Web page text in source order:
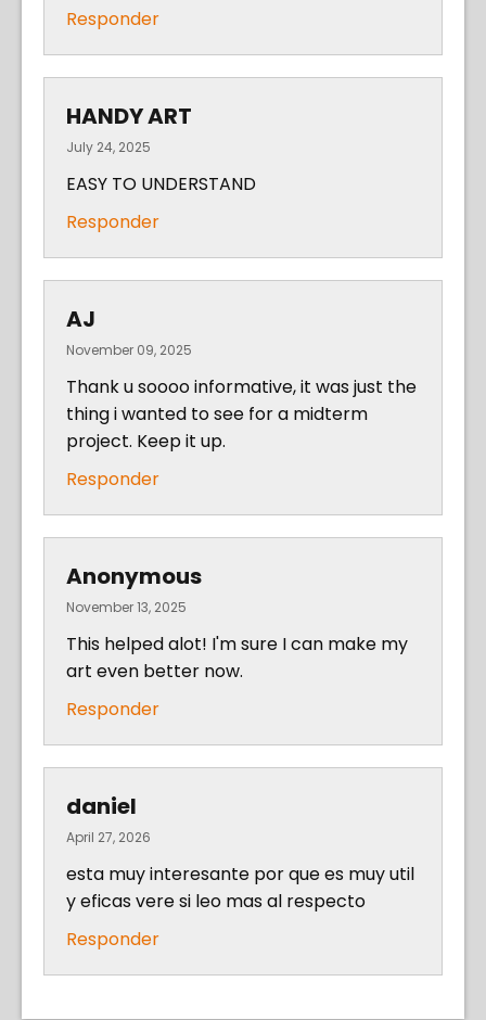
Responder
HANDY ART
July 24, 2025
EASY TO UNDERSTAND
Responder
AJ
November 09, 2025
Thank u soooo informative, it was just the
thing i wanted to see for a midterm
project. Keep it up.
Responder
Anonymous
November 13, 2025
This helped alot! I'm sure I can make my
art even better now.
Responder
daniel
April 27, 2026
esta muy interesante por que es muy util
y eficas vere si leo mas al respecto
Responder